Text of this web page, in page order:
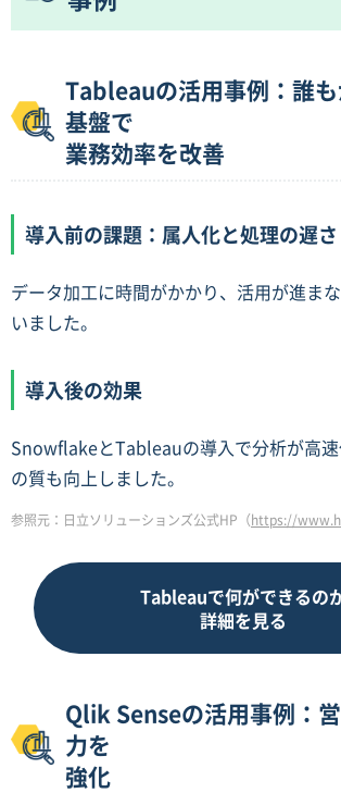
Tableauの活用事例：誰
基盤で
業務効率を改善
導入前の課題：属人化と処理の遅さ
データ加工に時間がかかり、活用が進ま
いました。
導入後の効果
SnowflakeとTableauの導入で分析が高
の質も向上しました。
参照元：日立ソリューションズ公式HP（https://
Tableauで何ができるの
詳細を見る
Qlik Senseの活用事例：
力を
強化